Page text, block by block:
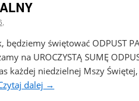
,
będziemy świętować ODPUST
na UROCZYSTĄ SUMĘ
każdej niedzielnej Mszy
dalej →